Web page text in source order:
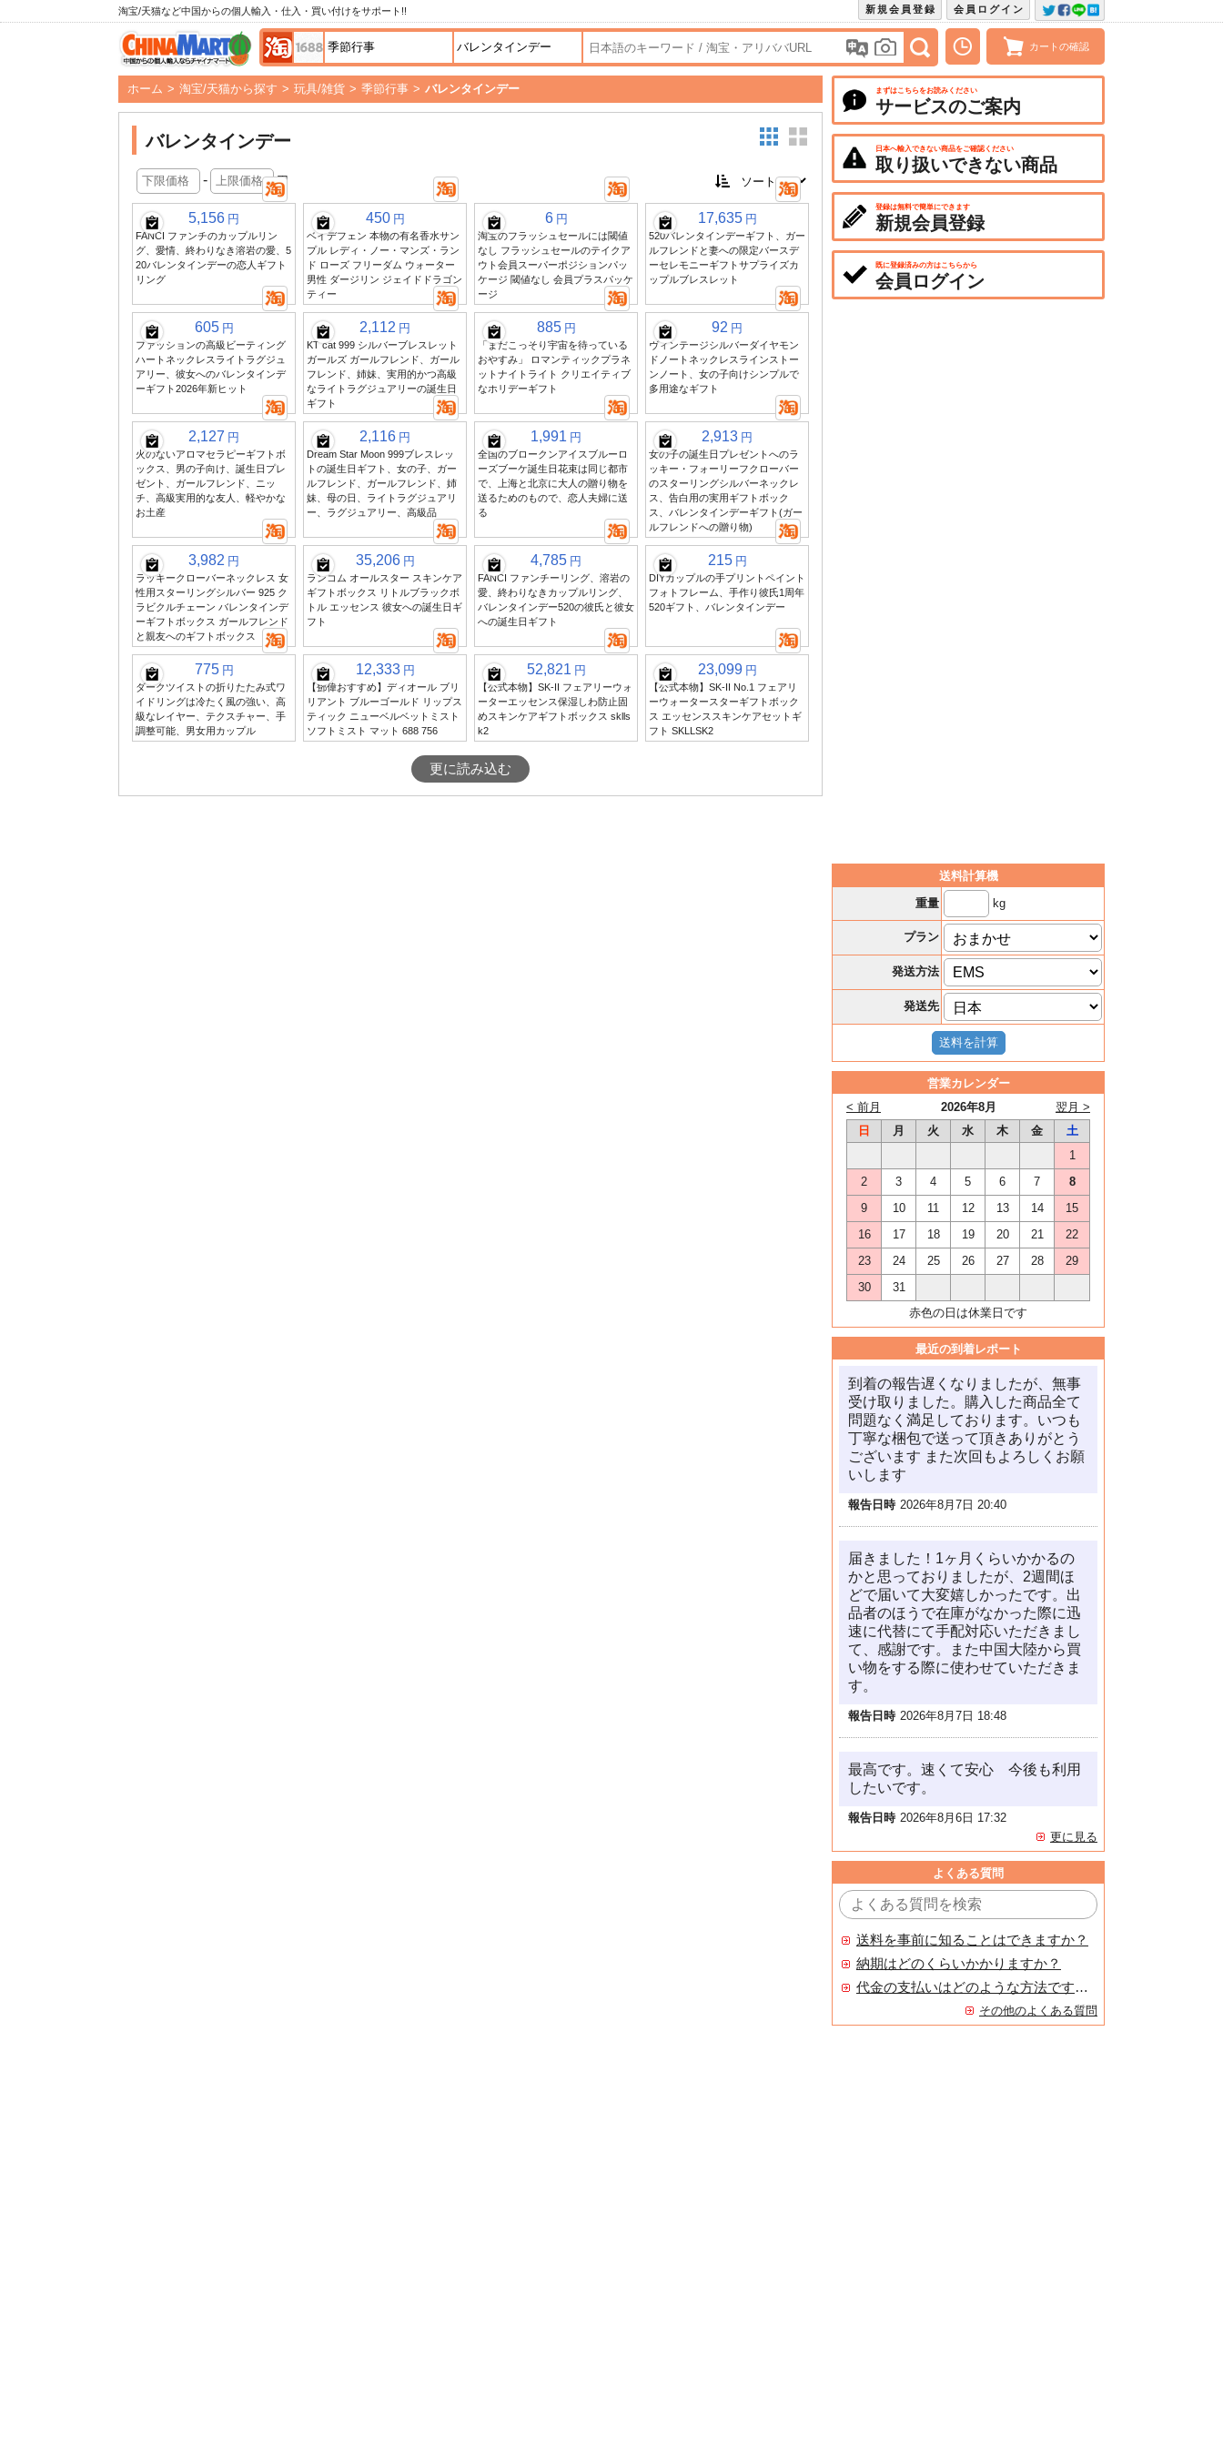
淘宝/天猫など中国からの個人輸入・仕入・買い付けをサポート!! 会員ログイン
新規会員登録
カートの確認
ホーム > 淘宝/天猫から探す > 玩具/雑貨 > 季節行事 > バレンタインデー
バレンタインデー
- 円
5,156 円
FANCI ファンチのカップルリン
グ、愛情、終わりなき溶岩の愛、5
20バレンタインデーの恋人ギフト
リング
450 円
ベイデフェン 本物の有名香水サン
プル レディ・ノー・マンズ・ラン
ド ローズ フリーダム ウォーター
男性 ダージリン ジェイドドラゴン
ティー
6 円
淘宝のフラッシュセールには閾値
なし フラッシュセールのテイクア
ウト会員スーパーポジションパッ
ケージ 閾値なし 会員プラスパッケ
ージ
17,635 円
520バレンタインデーギフト、ガー
ルフレンドと妻への限定バースデ
ーセレモニーギフトサプライズカ
ップルブレスレット
605 円
ファッションの高級ビーティング
ハートネックレスライトラグジュ
アリー、彼女へのバレンタインデ
ーギフト2026年新ヒット
2,112 円
KT cat 999 シルバーブレスレット
ガールズ ガールフレンド、ガール
フレンド、姉妹、実用的かつ高級
なライトラグジュアリーの誕生日
ギフト
885 円
「まだこっそり宇宙を待っている
おやすみ」 ロマンティックプラネ
ットナイトライト クリエイティブ
なホリデーギフト
92 円
ヴィンテージシルバーダイヤモン
ドノートネックレスラインストー
ンノート、女の子向けシンプルで
多用途なギフト
2,127 円
火のないアロマセラピーギフトボ
ックス、男の子向け、誕生日プレ
ゼント、ガールフレンド、ニッ
チ、高級実用的な友人、軽やかな
お土産
2,116 円
Dream Star Moon 999ブレスレッ
トの誕生日ギフト、女の子、ガー
ルフレンド、ガールフレンド、姉
妹、母の日、ライトラグジュアリ
ー、ラグジュアリー、高級品
1,991 円
全国のブロークンアイスブルーロ
ーズブーケ誕生日花束は同じ都市
で、上海と北京に大人の贈り物を
送るためのもので、恋人夫婦に送
る
2,913 円
女の子の誕生日プレゼントへのラ
ッキー・フォーリーフクローバー
のスターリングシルバーネックレ
ス、告白用の実用ギフトボック
ス、バレンタインデーギフト(ガー
ルフレンドへの贈り物)
3,982 円
ラッキークローバーネックレス 女
性用スターリングシルバー 925 ク
ラビクルチェーン バレンタインデ
ーギフトボックス ガールフレンド
と親友へのギフトボックス
35,206 円
ランコム オールスター スキンケア
ギフトボックス リトルブラックボ
トル エッセンス 彼女への誕生日ギ
フト
4,785 円
FANCI ファンチーリング、溶岩の
愛、終わりなきカップルリング、
バレンタインデー520の彼氏と彼女
への誕生日ギフト
215 円
DIYカップルの手プリントペイント
フォトフレーム、手作り彼氏1周年
520ギフト、バレンタインデー
775 円
ダークツイストの折りたたみ式ワ
イドリングは冷たく風の強い、高
級なレイヤー、テクスチャー、手
調整可能、男女用カップル
12,333 円
【鄧偉おすすめ】ディオール ブリ
リアント ブルーゴールド リップス
ティック ニューベルベットミスト
ソフトミスト マット 688 756
52,821 円
【公式本物】SK-II フェアリーウォ
ーターエッセンス保湿しわ防止固
めスキンケアギフトボックス sklls
k2
23,099 円
【公式本物】SK-II No.1 フェアリ
ーウォータースターギフトボック
ス エッセンススキンケアセットギ
フト SKLLSK2
更に読み込む
まずはこちらをお読みください
サービスのご案内
日本へ輸入できない商品をご確認ください
取り扱いできない商品
登録は無料で簡単にできます
新規会員登録
既に登録済みの方はこちらから
会員ログイン
送料計算機
重量
kg
プラン
発送方法
発送先
営業カレンダー
2026年8月
< 前月
翌月 >
日
月 火 水 木 金
土
1
2
3 4 5 6 7
8
9
10 11 12 13 14
15
16
17 18 19 20 21
22
23
24 25 26 27 28
29
30
31
赤色の日は休業日です
最近の到着レポート
到着の報告遅くなりましたが、無事
受け取りました。購入した商品全て
問題なく満足しております。いつも
丁寧な梱包で送って頂きありがとう
ございます また次回もよろしくお願
いします
報告日時 2026年8月7日 20:40
届きました！1ヶ月くらいかかるの
かと思っておりましたが、2週間ほ
どで届いて大変嬉しかったです。出
品者のほうで在庫がなかった際に迅
速に代替にて手配対応いただきまし
て、感謝です。また中国大陸から買
い物をする際に使わせていただきま
す。
報告日時 2026年8月7日 18:48
最高です。速くて安心 今後も利用
したいです。
報告日時 2026年8月6日 17:32
更に見る
よくある質問
送料を事前に知ることはできますか？
納期はどのくらいかかりますか？
代金の支払いはどのような方法ですか？
その他のよくある質問